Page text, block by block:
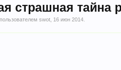
страшная тайна
swot 16 июн 2014